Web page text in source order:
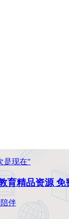
是现在"
育精品资源 免
伴